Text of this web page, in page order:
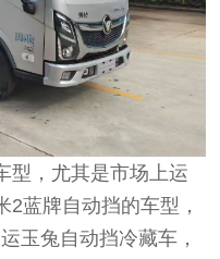
型，尤其是市场上运
蓝牌自动挡的车型，
玉兔自动挡冷藏车，